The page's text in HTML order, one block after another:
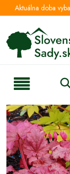
Aktuálna doba